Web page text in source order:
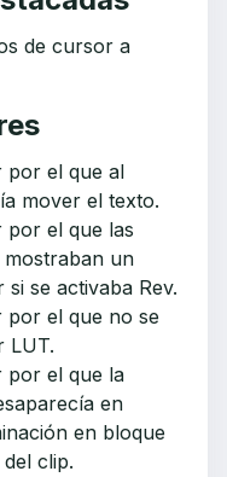
de cursor a
por el que al
mover el texto.
el que las
mostraban un
se activaba Rev.
el que no se
LUT.
por el que la
en
en bloque
clip.